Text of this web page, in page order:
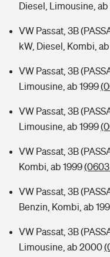
Diesel, Limousine, ab
VW Passat, 3B
kW, Diesel, Kombi,
VW Passat, 3B
Limousine, ab 1999
VW Passat, 3B
Limousine, ab 1999
VW Passat, 3B
Kombi, ab 1999
VW Passat, 3B
Benzin, Kombi, ab
VW Passat, 3B
Limousine, ab 2000